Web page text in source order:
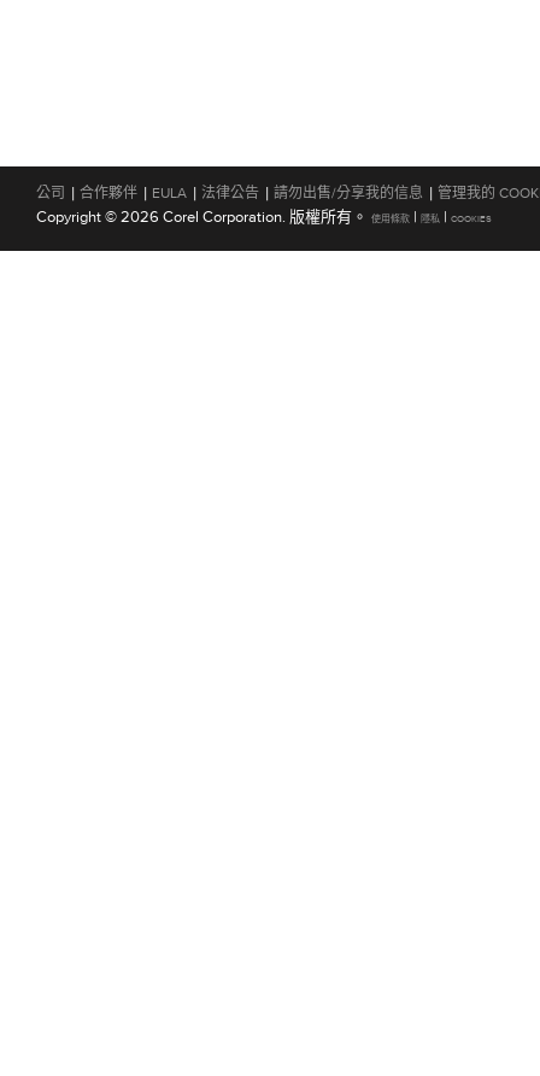
公司 | 合作夥伴 | EULA | 法律公告 | 請勿出售/分享我的信息 | 管理我的
Copyright © 2026 Corel Corporation. 版權所有。 使用條款 | 隱私 | COOKIES